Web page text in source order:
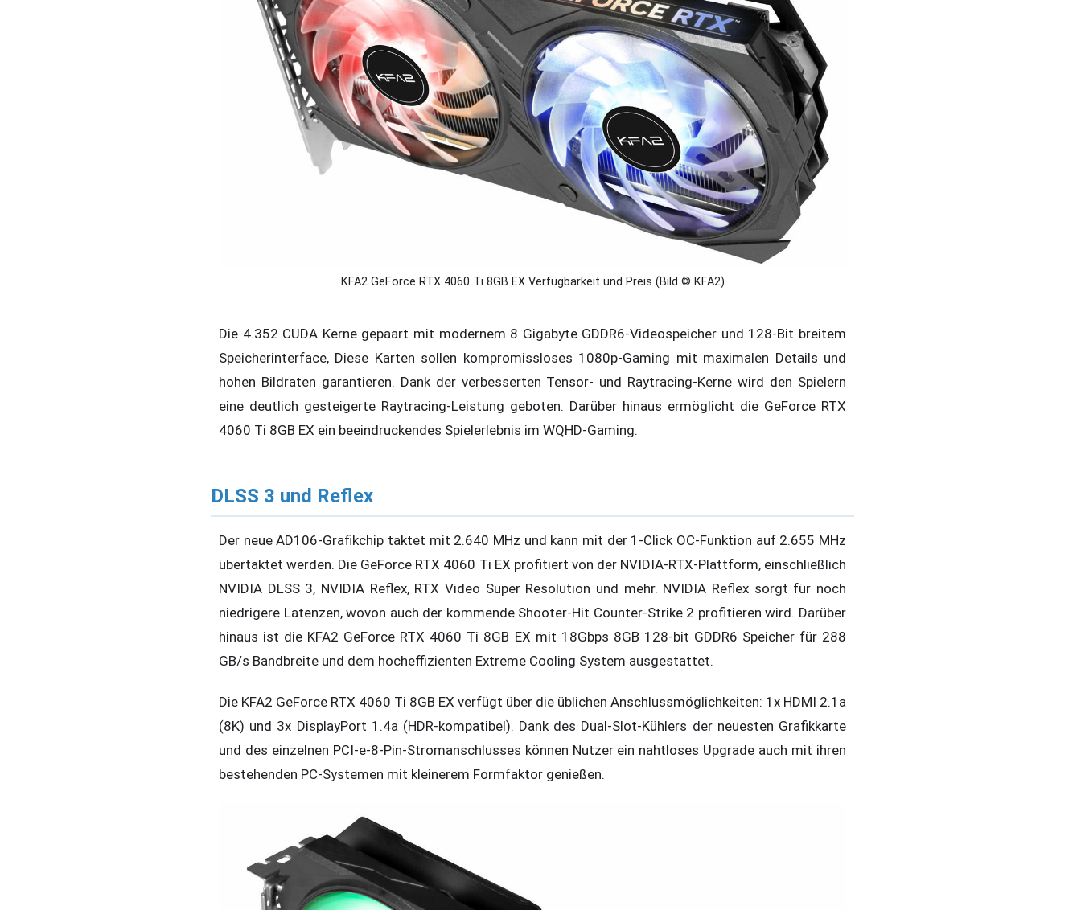
KFA2 GeForce RTX 4060 Ti 8GB EX Verfügbarkeit und Preis (Bild © KFA2)
Die 4.352 CUDA Kerne gepaart mit modernem 8 Gigabyte GDDR6-Videospeicher und 128-Bit breitem
Speicherinterface, Diese Karten sollen kompromissloses 1080p-Gaming mit maximalen Details und
hohen Bildraten garantieren. Dank der verbesserten Tensor- und Raytracing-Kerne wird den Spielern
eine deutlich gesteigerte Raytracing-Leistung geboten. Darüber hinaus ermöglicht die GeForce RTX
4060 Ti 8GB EX ein beeindruckendes Spielerlebnis im WQHD-Gaming.
DLSS 3 und Reflex
Der neue AD106-Grafikchip taktet mit 2.640 MHz und kann mit der 1-Click OC-Funktion auf 2.655 MHz
übertaktet werden. Die GeForce RTX 4060 Ti EX profitiert von der NVIDIA-RTX-Plattform, einschließlich
NVIDIA DLSS 3, NVIDIA Reflex, RTX Video Super Resolution und mehr. NVIDIA Reflex sorgt für noch
niedrigere Latenzen, wovon auch der kommende Shooter-Hit Counter-Strike 2 profitieren wird. Darüber
hinaus ist die KFA2 GeForce RTX 4060 Ti 8GB EX mit 18Gbps 8GB 128-bit GDDR6 Speicher für 288
GB/s Bandbreite und dem hocheffizienten Extreme Cooling System ausgestattet.
Die KFA2 GeForce RTX 4060 Ti 8GB EX verfügt über die üblichen Anschlussmöglichkeiten: 1x HDMI 2.1a
(8K) und 3x DisplayPort 1.4a (HDR-kompatibel). Dank des Dual-Slot-Kühlers der neuesten Grafikkarte
und des einzelnen PCI-e-8-Pin-Stromanschlusses können Nutzer ein nahtloses Upgrade auch mit ihren
bestehenden PC-Systemen mit kleinerem Formfaktor genießen.